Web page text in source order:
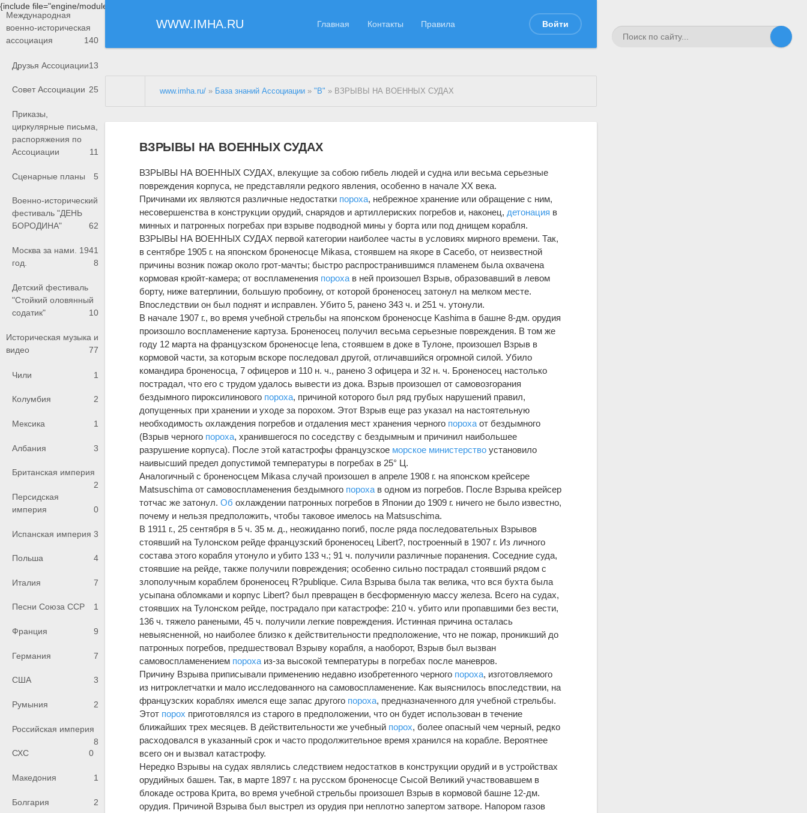
{include file="engine/modules/saperu/head.php"}
WWW.IMHA.RU Главная Контакты Правила Войти
Международная
военно-историческая
ассоциация
140
Друзья Ассоциации13
Совет Ассоциации 25
Приказы,
циркулярные письма,
распоряжения по
Ассоциации
11
Сценарные планы 5
Военно-исторический
фестиваль "ДЕНЬ
БОРОДИНА"
62
Москва за нами. 1941
год.
8
Детский фестиваль
"Стойкий оловянный
содатик"
10
Историческая музыка и
видео
77
Чили 1
Колумбия 2
Мексика 1
Албания 3
Британская империя
2
Персидская
империя
0
Испанская империя 3
Польша 4
Италия 7
Песни Союза ССР 1
Франция 9
Германия 7
США 3
Румыния 2
Российская империя
8
СХС
0
Македония 1
Болгария 2
www.imha.ru/ » База знаний Ассоциации »"В" » ВЗРЫВЫ НА ВОЕННЫХ СУДАХ
ВЗРЫВЫ НА ВОЕННЫХ СУДАХ
ВЗРЫВЫ НА ВОЕННЫХ СУДАХ, влекущие за собою гибель людей и судна или весьма серьезные
повреждения корпуса, не представляли редкого явления, особенно в начале XX века.
Причинами их являются различные недостатки пороха, небрежное хранение или обращение с ним,
несовершенства в конструкции орудий, снарядов и артиллериских погребов и, наконец, детонация в
минных и патронных погребах при взрыве подводной мины у борта или под днищем корабля.
ВЗРЫВЫ НА ВОЕННЫХ СУДАХ первой категории наиболее часты в условиях мирного времени. Так,
в сентябре 1905 г. на японском броненосце Mikаsа, стоявшем на якоре в Сасебо, от неизвестной
причины возник пожар около грот-мачты; быстро распространившимся пламенем была охвачена
кормовая крюйт-камера; от воспламенения пороха в ней произошел Взрыв, образовавший в левом
борту, ниже ватерлинии, большую пробоину, от которой броненосец затонул на мелком месте.
Впоследствии он был поднят и исправлен. Убито 5, ранено 343 ч. и 251 ч. утонули.
В начале 1907 г., во время учебной стрельбы на японском броненосце Kаshimа в башне 8-дм. орудия
произошло воспламенение картуза. Броненосец получил весьма серьезные по­вреждения. В том же
году 12 марта на французском броненосце Iena, стоявшем в доке в Тулоне, произошел Взрыв в
кормовой части, за которым вскоре последовал другой, отличавшийся огромной силой. Убило
командира броненосца, 7 офицеров и 110 н. ч., ранено 3 офицера и 32 н. ч. Броненосец настолько
пострадал, что его с трудом удалось вывести из дока. Взрыв произошел от самовозгорания
бездымного пироксилинового пороха, причиной которого был ряд грубых нарушений правил,
допущенных при хранении и уходе за порохом. Этот Взрыв еще раз указал на настоятельную
необходимость охлаждения погребов и отдаления мест хранения черного пороха от бездымного
(Взрыв черного пороха, хранившегося по соседству с бездымным и причинил наибольшее
разрушение корпуса). После этой катастрофы французское морское министерство установило
наивысший предел допустимой температуры в погребах в 25° Ц.
Аналогичный с броненосцем Mi­kаsа случай произошел в апреле 1908 г. на японском крейсере
Mаtsuschimа от самовоспламенения бездымного пороха в одном из погребов. После Взрыва крейсер
тотчас же затонул.Об охлаждении патронных погребов в Японии до 1909 г. ничего не было известно,
почему и нельзя предположить, чтобы таковое имелось на Mаtsuschimа.
В 1911 г., 25 сентября в 5 ч. 35 м. д., неожиданно погиб, после ряда последовательных Взрывов
стоявший на Тулонском рейде французский броненосец Libert?, построенный в 1907 г. Из личного
состава этого корабля утонуло и убито 133 ч.; 91 ч. получили различные поранения. Соседние суда,
стоявшие на рейде, также получили повреждения; особенно сильно пострадал стоявший рядом с
злополучным кораблем броненосец R?publique. Сила Взрыва была так велика, что вся бухта была
усыпана обломками и корпус Libert? был превращен в бесформенную массу железа. Всего на судах,
стоявших на Тулонском рейде, пострадало при катастрофе: 210 ч. убито или пропавшими без вести,
136 ч. тяжело ранеными, 45 ч. получили легкие повреждения. Истинная причина осталась
невыясненной, но наиболее близко к действительности предположение, что не пожар, проникший до
патронных погребов, предшествовал Взрыву корабля, а наоборот, Взрыв был вызван
самовоспламенением пороха из-за высокой температуры в погребах после маневров.
Причину Взрыва приписывали применению недавно изобретенного черного пороха, изготовляемого
из нитроклетчатки и мало исследованного на самовоспламенение. Как выяснилось впоследствии, на
французских кораблях имелся еще запас другого пороха, предназначенного для учебной стрельбы.
Этот порох приготовлялся из старого в предположении, что он будет использован в течение
ближайших трех месяцев. В действительности же учебный порох, более опасный чем черный, редко
расходовался в указанный срок и часто продолжительное время хранился на корабле. Вероятнее
всего он и вызвал катастрофу.
Нередко Взрывы на судах являлись следствием недостатков в конструкции орудий и в устройствах
орудийных башен. Так, в марте 1897 г. на русском броненосце Сысой Великий участвовавшем в
блокаде острова Крита, во время учебной стрельбы произошел Взрыв в кормовой башне 12-дм.
орудия. Причиной Взрыва был выстрел из орудия при неплотно запертом затворе. Напором газов